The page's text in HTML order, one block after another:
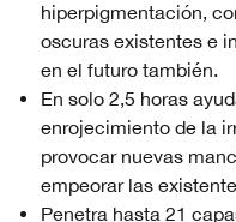
hiperpigmentación,
oscuras existentes e
en el futuro también.
En solo 2,5 horas
enrojecimiento de la
provocar nuevas
empeorar las
Penetra hasta 21